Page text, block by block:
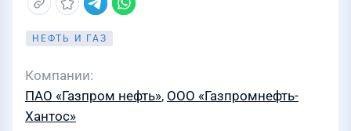
НЕФТЬ И ГАЗ
Компании
ПАО «Газпром нефть», ООО «Газпромнефть-
Хантос»